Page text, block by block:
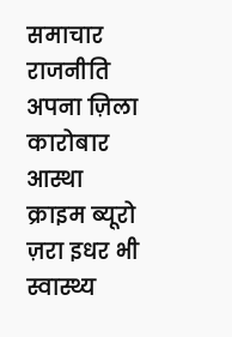
समाचार
राजनीति
अपना ज़िला
कारोबार
आस्था
क्राइम ब्यूरो
ज़रा इधर भी
स्वास्थ्य